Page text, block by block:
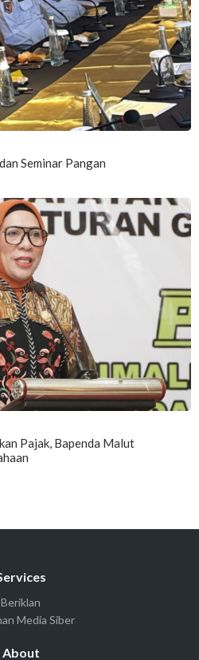
Seminar Pangan
Pajak, Bapenda Malut
Beriklan
Media Siber
About